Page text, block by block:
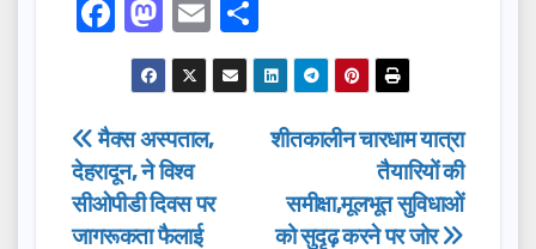
F
a
c
e
b
o
M
a
st
o
d
o
E
m
ail
h
ar
e
Post
navigation
शीतकालीन चारधाम यात्रा
तैयारियों की
समीक्षा,मूलभूत सुविधाओं
को सुदृढ़ करने पर जोर
मैक्स अस्पताल,
देहरादून, ने विश्व
सीओपीडी दिवस पर
जागरूकता फैलाई